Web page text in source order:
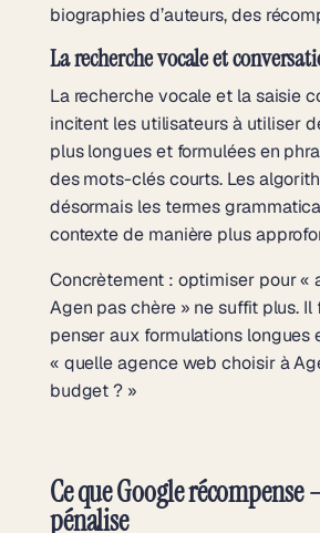
biographies d’auteurs, des
La recherche vocale et
La recherche vocale et la saisie
incitent les utilisateurs à utiliser
plus longues et formulées en
des mots-clés courts. Les
désormais les termes
contexte de manière plus
Concrètement : optimiser pour «
Agen pas chère » ne suffit plus. Il
penser aux formulations longues
« quelle agence web choisir à
budget ? »
Ce que Google récompense
pénalise